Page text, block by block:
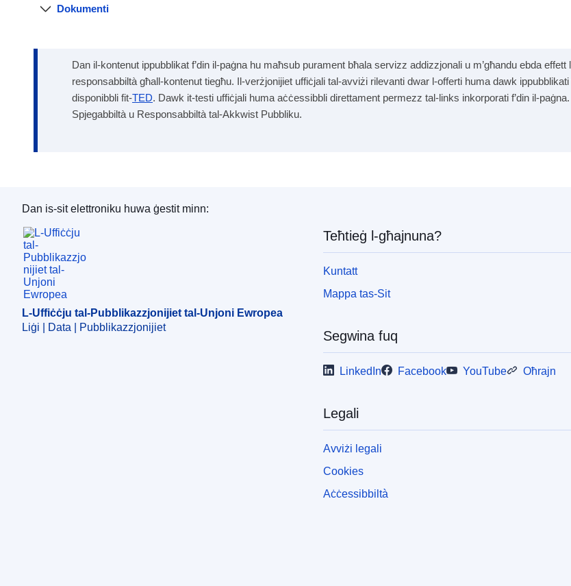
Dokumenti
Dan il-kontenut ippubblikat f’din il-paġna hu maħsub purament bħala servizz addizzjonali u m’għandu ebda
responsabbiltà għall-kontenut tiegħu. Il-verżjonijiet uffiċjali tal-avviżi rilevanti dwar l-offerti huma dawk
disponibbli fit-TED. Dawk it-testi uffiċjali huma aċċessibbli direttament permezz tal-links inkorporati f’din il-
Spjegabbiltà u Responsabbiltà tal-Akkwist Pubbliku.
L-Uffiċċju tal-Pubblikazzjonijiet tal-Unjoni Ewropea
Dan is-sit elettroniku huwa ġestit minn:
L-Uffiċċju tal-Pubblikazzjonijiet tal-Unjoni Ewropea
Liġi | Data | Pubblikazzjonijiet
Teħtieġ l-għajnuna?
Kuntatt
Mappa tas-Sit
Segwina fuq
LinkedIn Facebook YouTube Oħrajn
Legali
Avviżi legali
Cookies
Aċċessibbiltà